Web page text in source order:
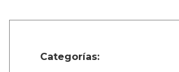
Categorías: